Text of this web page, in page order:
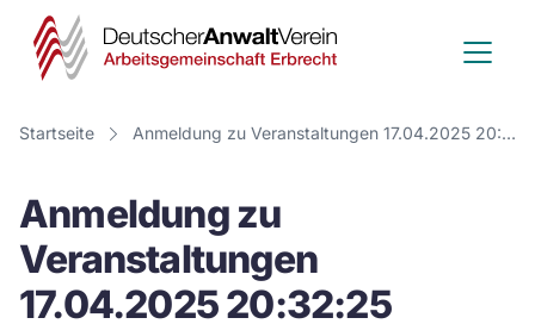
Deutscher
Anwalt
Verein
Startseite Anmeldung zu Veranstaltungen 17.04.2025 20:32:25
Anmeldung zu
Veranstaltungen
17.04.2025 20:32:25